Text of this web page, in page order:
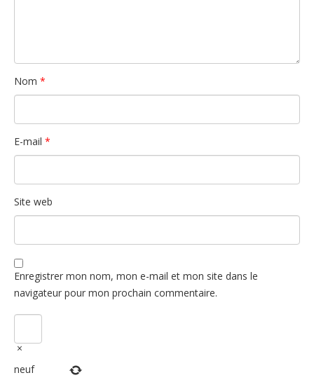
Nom *
E-mail *
Site web
Enregistrer mon nom, mon e-mail et mon site dans le
navigateur pour mon prochain commentaire.
×
neuf